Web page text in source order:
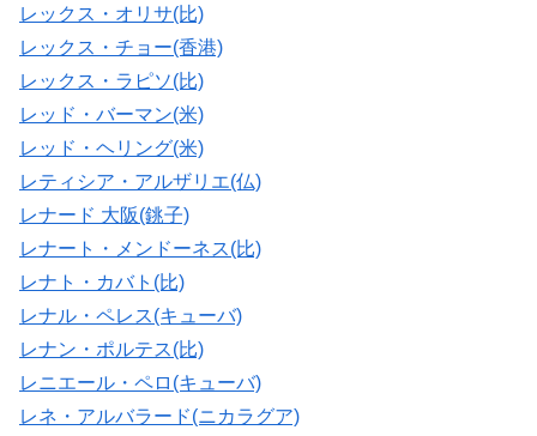
レックス・オリサ(比)
レックス・チョー(香港)
レックス・ラピソ(比)
レッド・バーマン(米)
レッド・ヘリング(米)
レティシア・アルザリエ(仏)
レナード 大阪(銚子)
レナート・メンドーネス(比)
レナト・カバト(比)
レナル・ペレス(キューバ)
レナン・ポルテス(比)
レニエール・ペロ(キューバ)
レネ・アルバラード(ニカラグア)